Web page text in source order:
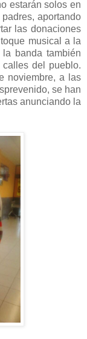
estarán solos en
aportando
las donaciones
musical a la
banda también
del pueblo.
noviembre, a las
se han
anunciando la